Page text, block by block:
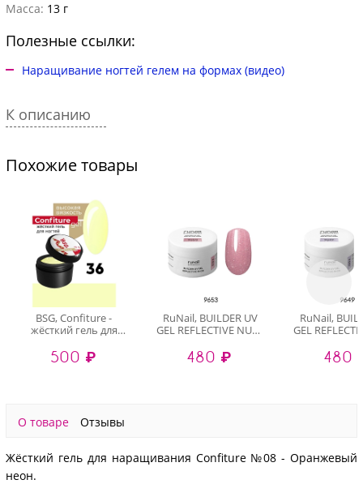
Масса: 13 г
Полезные ссылки:
Наращивание ногтей гелем на формах (видео)
К описанию
Похожие товары
BSG, Confiture -
жёсткий гель для
(высокая вязкость),
13 гр
500 ₽
RuNail, BUILDER UV
GEL REFLECTIVE NUDE
гель
светоотражающий
480 ₽
RuNail,
GEL
гель
480
О товаре Отзывы
Жёсткий гель для наращивания Confiture №08 - Оранжевый
неон.